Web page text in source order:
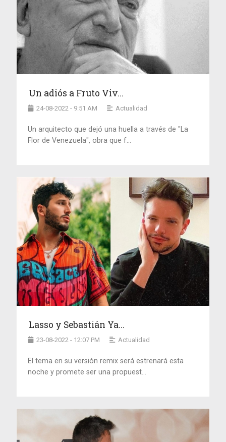
Un adiós a Fruto Viv...
24-08-2022 - 9:51 AM Actualidad
Un arquitecto que dejó una huella a través de "La
Flor de Venezuela", obra que f...
Lasso y Sebastián Ya...
23-08-2022 - 12:07 PM Actualidad
El tema en su versión remix será estrenará esta
noche y promete ser una propuest...